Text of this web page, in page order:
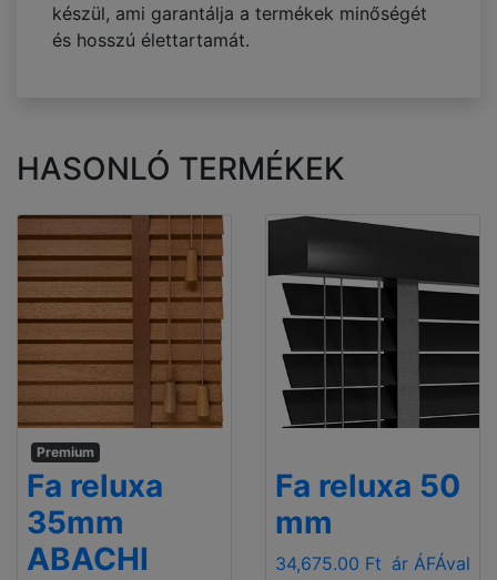
készül, ami garantálja a termékek minőségét
és hosszú élettartamát.
HASONLÓ TERMÉKEK
Premium
Fa reluxa
35mm
ABACHI
Fa reluxa 50
mm
34,675.00 Ft ár ÁFÁval